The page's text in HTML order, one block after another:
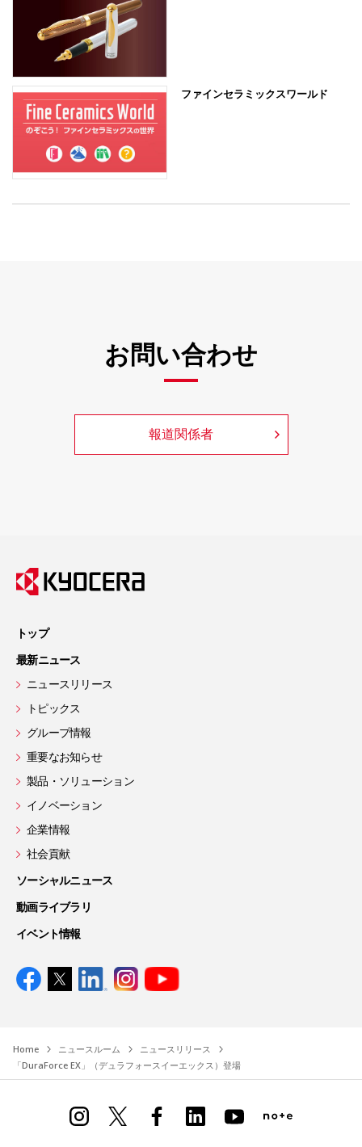
ファインセラミックスワールド
お問い合わせ
報道関係者
トップ
最新ニュース
ニュースリリース
トピックス
グループ情報
重要なお知らせ
製品・ソリューション
イノベーション
企業情報
社会貢献
ソーシャルニュース
動画ライブラリ
イベント情報
Home ニュースルーム
ニュースリリース
「DuraForce EX」（デュラフォースイーエックス）登場